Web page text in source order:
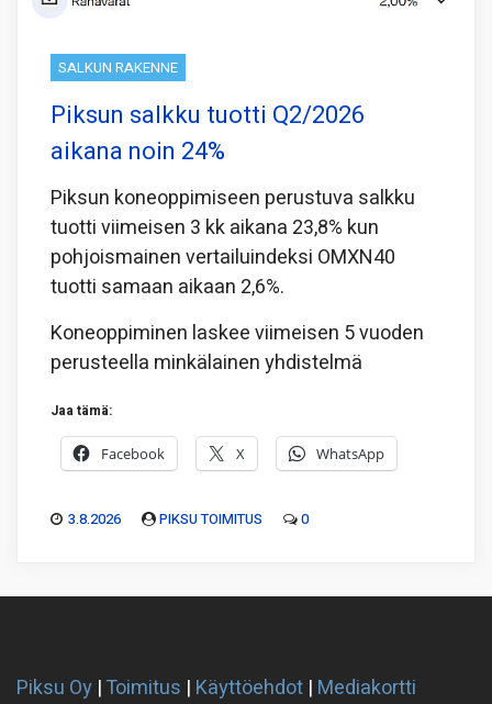
SALKUN RAKENNE
Piksun salkku tuotti Q2/2026
aikana noin 24%
Piksun koneoppimiseen perustuva salkku
tuotti viimeisen 3 kk aikana 23,8% kun
pohjoismainen vertailuindeksi OMXN40
tuotti samaan aikaan 2,6%.
Koneoppiminen laskee viimeisen 5 vuoden
perusteella minkälainen yhdistelmä
Jaa tämä:
Facebook X WhatsApp
3.8.2026 PIKSU TOIMITUS 0
Piksu Oy |Toimitus | Käyttöehdot | Mediakortti